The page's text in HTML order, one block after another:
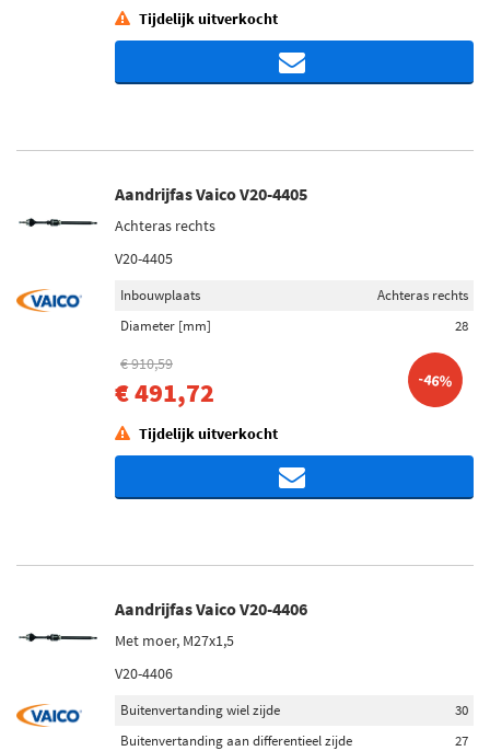
Tijdelijk uitverkocht
Aandrijfas Vaico V20-4405
Achteras rechts
V20-4405
Inbouwplaats
Achteras rechts
Diameter [mm]
28
€ 910,59
€ 491,72 -46%
Tijdelijk uitverkocht
Aandrijfas Vaico V20-4406
Met moer, M27x1,5
V20-4406
Buitenvertanding wiel zijde
30
Buitenvertanding aan differentieel zijde
27